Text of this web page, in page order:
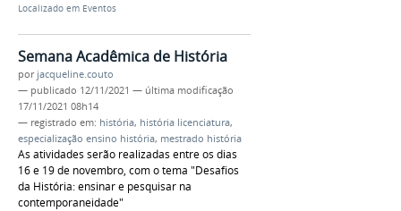
Localizado em Eventos
Semana Acadêmica de História
por jacqueline.couto
— publicado 12/11/2021 — última modificação
17/11/2021 08h14
— registrado em: história, história licenciatura,
especialização ensino história, mestrado história
As atividades serão realizadas entre os dias
16 e 19 de novembro, com o tema "Desafios
da História: ensinar e pesquisar na
contemporaneidade"